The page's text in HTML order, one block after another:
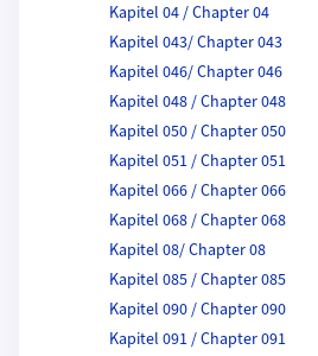
Kapitel 04 / Chapter 04
Kapitel 043/ Chapter 043
Kapitel 046/ Chapter 046
Kapitel 048 / Chapter 048
Kapitel 050 / Chapter 050
Kapitel 051 / Chapter 051
Kapitel 066 / Chapter 066
Kapitel 068 / Chapter 068
Kapitel 08/ Chapter 08
Kapitel 085 / Chapter 085
Kapitel 090 / Chapter 090
Kapitel 091 / Chapter 091